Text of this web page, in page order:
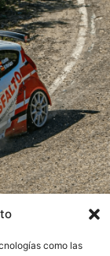
como las
Teruel –